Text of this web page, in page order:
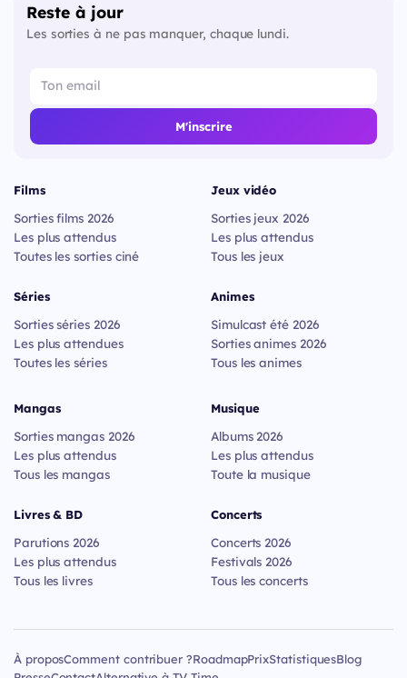
Reste à jour
Les sorties à ne pas manquer, chaque lundi.
M'inscrire
Films
Sorties films 2026
Les plus attendus
Toutes les sorties ciné
Séries
Sorties séries 2026
Les plus attendues
Toutes les séries
Jeux vidéo
Sorties jeux 2026
Les plus attendus
Tous les jeux
Animes
Simulcast été 2026
Sorties animes 2026
Tous les animes
Mangas
Sorties mangas 2026
Les plus attendus
Tous les mangas
Livres & BD
Parutions 2026
Les plus attendus
Tous les livres
Musique
Albums 2026
Les plus attendus
Toute la musique
Concerts
Concerts 2026
Festivals 2026
Tous les concerts
À proposComment contribuer ?RoadmapPrixStatistiquesBlog